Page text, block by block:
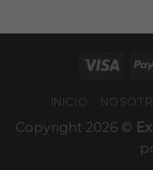
INICIO
Copyright 2026 ©